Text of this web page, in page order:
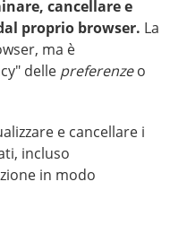
cancellare e
proprio browser. La
ma è
delle preferenzeo
e cancellare i
incluso
in modo